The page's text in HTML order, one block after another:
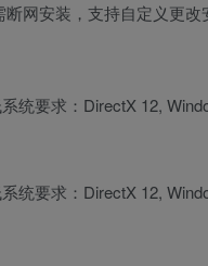
网安装，支持自定义更改
统要求：DirectX 12,
统要求：DirectX 12,